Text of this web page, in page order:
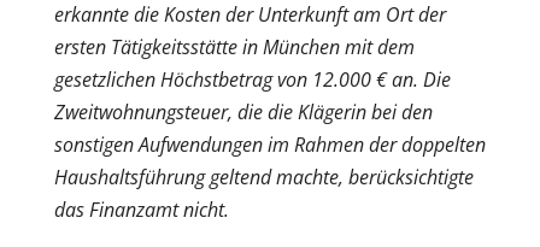
erkannte die Kosten der Unterkunft am Ort der
ersten Tätigkeitsstätte in München mit dem
gesetzlichen Höchstbetrag von 12.000 € an. Die
Zweitwohnungsteuer, die die Klägerin bei den
sonstigen Aufwendungen im Rahmen der doppelten
Haushaltsführung geltend machte, berücksichtigte
das Finanzamt nicht.